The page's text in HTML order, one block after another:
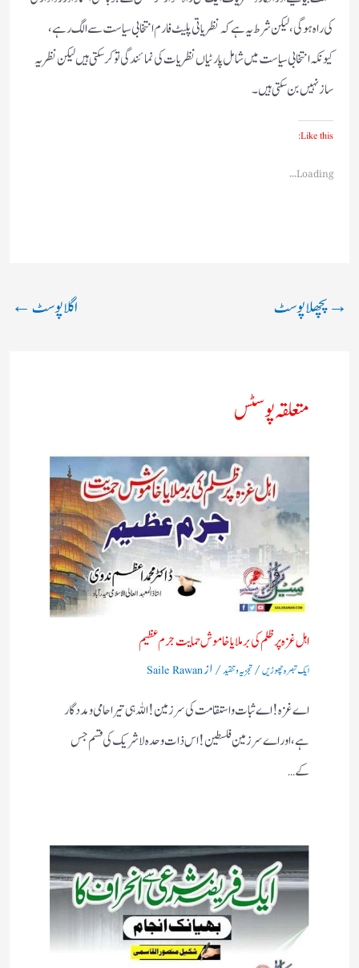
کی راہ ہوگی، لیکن شرط یہ ہے کہ نظریاتی پلیٹ فارم انتخابی سیاست سے الگ رہے،
کیونکہ انتخابی سیاست میں شامل پارٹیاں نظریات کی نمائندگی تو کر سکتی ہیں لیکن نظریہ
ساز نہیں بن سکتی ہیں۔
Like this:
Loading...
→پچھلا پوسٹ اگلا پوسٹ←
متعلقہ پوسٹس
اہل غزہ پر ظلم کی برملا یا خاموش حمایت جرم عظیم
ایک تبصرہ چھوڑیں/تجزیہ و تنقید/ ازSaile Rawan
اے غزہ! اے ثبات واستقامت کی سرزمین! اللہ ہی تیرا حامی ومددگار
ہے، اور اے سرزمین فلسطین! اس ذات وحدہ لاشریک کی قسم جس
کے…